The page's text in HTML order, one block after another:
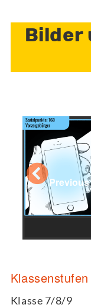
Bilder
Previous
Klassenstufen
Klasse 7/8/9